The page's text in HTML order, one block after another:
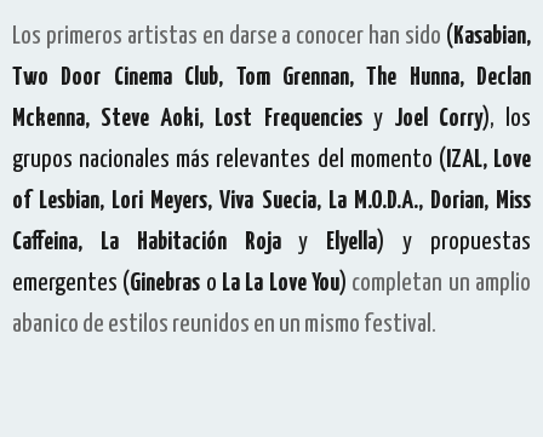
Los primeros artistas en darse a conocer han sido ( Kasabian,
Two Door Cinema Club, Tom Grennan, The Hunna, Declan
Mckenna, Steve Aoki, Lost Frequencies yJoel Corry), los
grupos nacionales más relevantes del momento ( IZAL, Love
of Lesbian, Lori Meyers, Viva Suecia, La M.O.D.A., Dorian, Miss
Caffeina, La Habitación Rojay Elyella) y propuestas
emergentes (Ginebras o La La Love You) completan un amplio
abanico de estilos reunidos en un mismo festival.